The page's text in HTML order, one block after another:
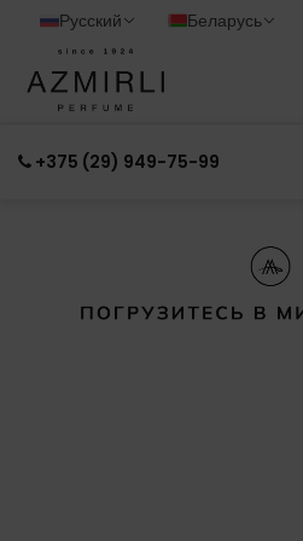
Русский Беларусь
+375 (29) 949-75-99